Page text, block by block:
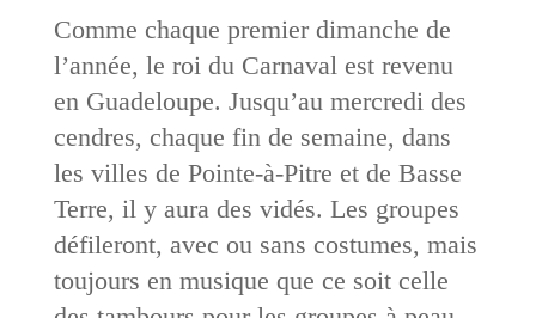
Comme chaque premier dimanche de
l’année, le roi du Carnaval est revenu
en Guadeloupe. Jusqu’au mercredi des
cendres, chaque fin de semaine, dans
les villes de Pointe-à-Pitre et de Basse
Terre, il y aura des vidés. Les groupes
défileront, avec ou sans costumes, mais
toujours en musique que ce soit celle